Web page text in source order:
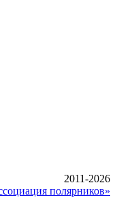
2011-2026
полярников»